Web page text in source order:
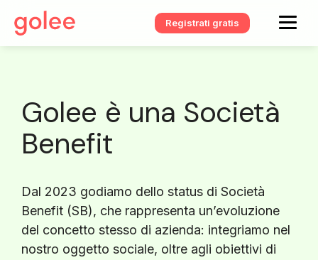
Registrati gratis
Golee è una Società
Benefit
Dal 2023 godiamo dello status di Società
Benefit (SB), che rappresenta un’evoluzione
del concetto stesso di azienda: integriamo nel
nostro oggetto sociale, oltre agli obiettivi di